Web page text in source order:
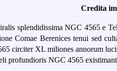
Credita
splendidissima NGC 4565 e
Comae Berenices tenui sed
circiter XL miliones annorum
profundioris NGC 4565